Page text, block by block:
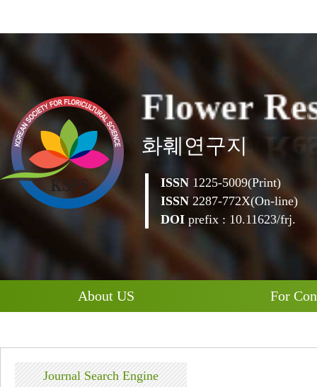
Flowe r Re
화훼연구지
ISSN 1225-5009(Print)
ISSN 2287-772X(On-line)
DOI prefix : 10.11623/frj.
About US For
Journal Search Engine